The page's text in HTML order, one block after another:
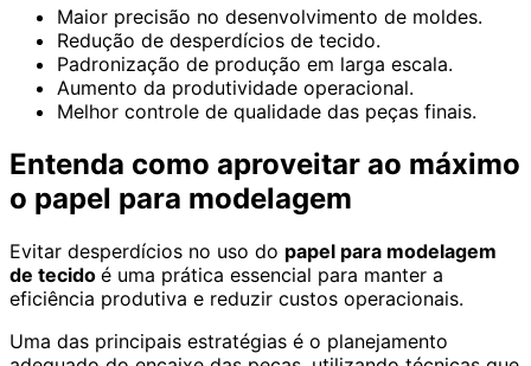
Maior precisão no desenvolvimento de moldes.
Redução de desperdícios de tecido.
Padronização de produção em larga escala.
Aumento da produtividade operacional.
Melhor controle de qualidade das peças finais.
Entenda como aproveitar ao máximo
o papel para modelagem
Evitar desperdícios no uso do papel para modelagem
de tecido é uma prática essencial para manter a
eficiência produtiva e reduzir custos operacionais.
Uma das principais estratégias é o planejamento